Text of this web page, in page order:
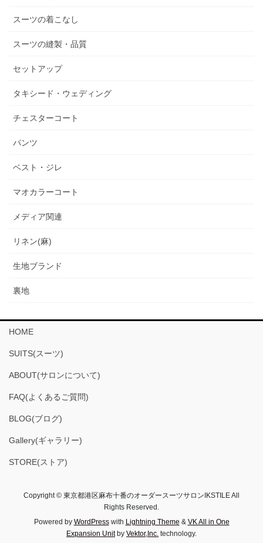
スーツの着こなし
スーツの縫製・品質
セットアップ
タキシード・ウェディング
チェスターコート
パンツ
ベスト・ジレ
マオカラーコート
メディア関連
リネン(麻)
生地ブランド
裏地
HOME
SUITS(スーツ)
ABOUT(サロンについて)
FAQ(よくあるご質問)
BLOG(ブログ)
Gallery(ギャラリー)
STORE(ストア)
Copyright © 東京都港区麻布十番のオーダースーツサロンIKSTILE All
Rights Reserved.
Powered by WordPresswith Lightning Theme & VK All in One
Expansion Unitby Vektor,Inc. technology.